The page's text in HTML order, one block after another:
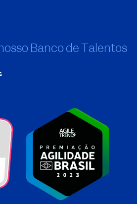
Banco de Talentos